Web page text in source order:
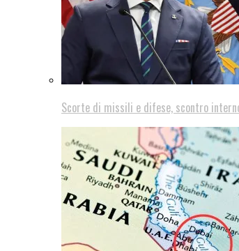
Scorte di missili e difese, scontro